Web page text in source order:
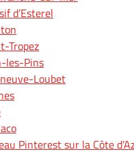
d’Esterel
Tropez
les-Pins
Loubet
Pinterest sur la Côte